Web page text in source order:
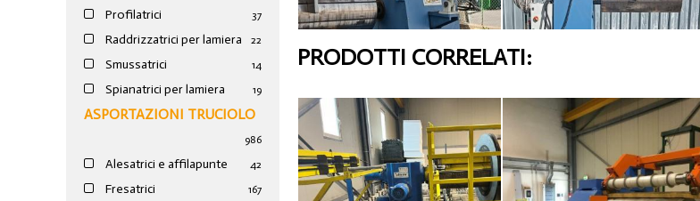
Profilatrici 37
Raddrizzatrici per lamiera 22
Smussatrici 14
Spianatrici per lamiera 19
ASPORTAZIONI TRUCIOLO
986
Alesatrici e affilapunte 42
Fresatrici 167
PRODOTTI CORRELATI: